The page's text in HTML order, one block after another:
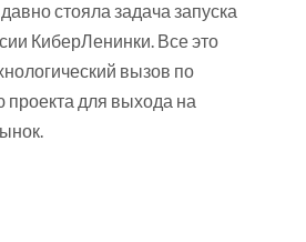
стояла задача запуска
КиберЛенинки. Все это
вызов по
для выхода на